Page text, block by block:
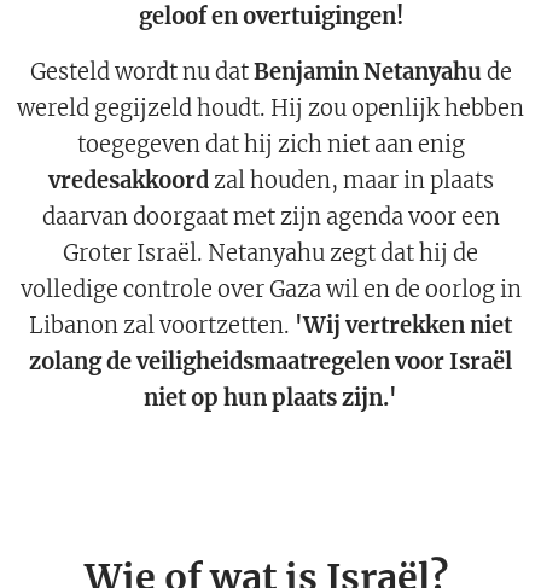
geloof en overtuigingen!
Gesteld wordt nu datBenjamin Netanyahude
wereld gegijzeld houdt. Hij zou openlijk hebben
toegegeven dat hij zich niet aan enig
vredesakkoordzal houden, maar in plaats
daarvan doorgaat met zijn agenda voor een
Groter Israël. Netanyahu zegt dat hij de
volledige controle over Gaza wil en de oorlog in
Libanon zal voortzetten. 'Wij vertrekken niet
zolang de veiligheidsmaatregelen voor Israël
niet op hun plaats zijn.'
Wie of wat is Israël?